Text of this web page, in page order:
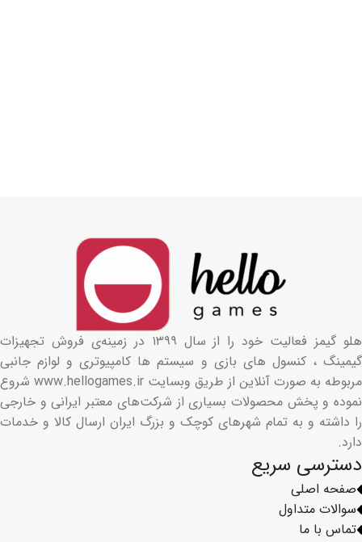
دسترسی سریع
صفحه اصلی
سوالات متداول
تماس با ما
هلو گیمز فعالیت خود را از سال ۱۳۹۹ در زمینه‌ی فروش تجهیزات
گیمینگ ، کنسول های بازی و سیستم ها کامپیوتری و لوازم جانبی
مربوطه به صورت آنلاین از طریق وبسایت www.hellogames.ir شروع
نموده و پخش محصولات بسیاری از شرکت‌های معتبر ایرانی و خارجی
را داشته و به تمام شهرهای کوچک و بزرگ ایران ارسال کالا و خدمات
دارد.